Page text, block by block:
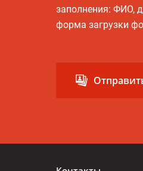
заполнения: ФИО,
форма загрузки